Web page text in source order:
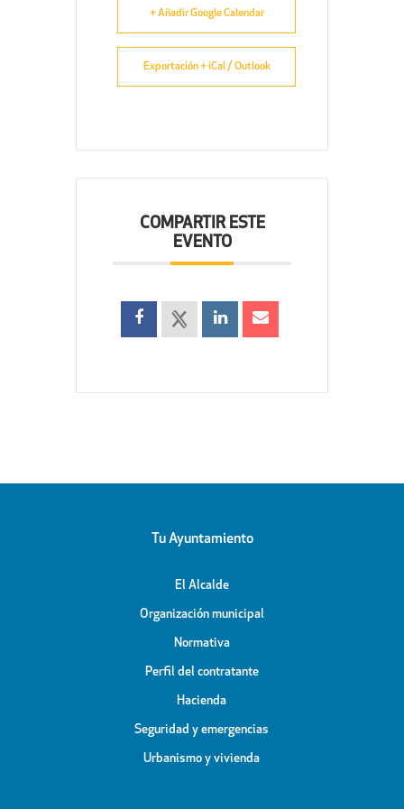
+ Añadir Google Calendar
Exportación + iCal / Outlook
COMPARTIR ESTE
EVENTO
Tu Ayuntamiento
El Alcalde
Organización municipal
Normativa
Perfil del contratante
Hacienda
Seguridad y emergencias
Urbanismo y vivienda